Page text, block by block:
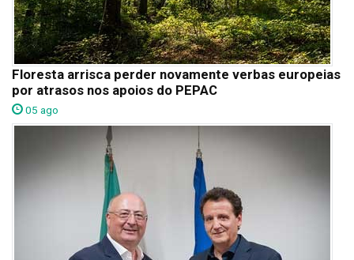
Floresta arrisca perder novamente verbas europeias
por atrasos nos apoios do PEPAC
05 ago